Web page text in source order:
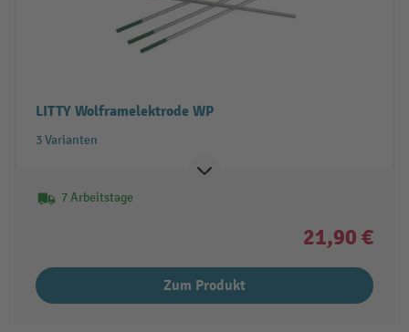
LITTY Wolframelektrode WP
3 Varianten
7 Arbeitstage
21,90 €
Zum Produkt